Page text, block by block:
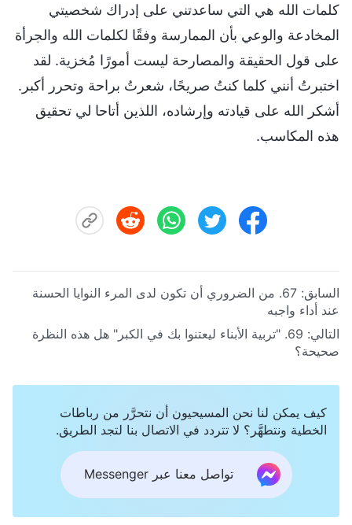
كلمات الله هي التي ساعدتني على إدراك شخصيتي
المخادعة والوعي بأن الممارسة وفقًا لكلمات الله والجرأة
على قول الحقيقة والمصارحة ليست أمورًا مُخزية. لقد
اختبرتُ أنني كلما كنتُ صريحًا، شعرتُ براحة وتحرر أكبر.
أشكر الله على قيادته وإرشاده، اللذين أتاحا لي تحقيق
هذه المكاسب.
السابق:
67. من الضروري أن تكون لدى المرء النوايا الحسنة
عند أداء واجبه
التالي:
69. "تربية الأبناء ليعتنوا بك في الكبر" هل هذه النظرة
صحيحة؟
كيف يمكن لنا نحن المسيحيون أن نتحرَّر من رباطات
الخطية ونتطهَّر؟ لا تتردد في الاتصال بنا لتجد الطريق.
تواصل معنا عبر Messenger